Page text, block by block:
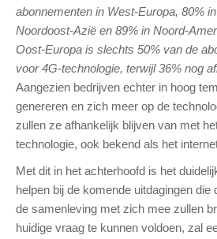
abonnementen in West-Europa, 80%
Noordoost-Azië en 89% in Noord-
Oost-Europa is slechts 50% van de
voor 4G-technologie, terwijl 36% nog
Aangezien bedrijven echter in hoog
genereren en zich meer op de
zullen ze afhankelijk blijven van met
technologie, ook bekend als het
Met dit in het achterhoofd is het
helpen bij de komende uitdagingen
de samenleving met zich mee zullen
huidige vraag te kunnen voldoen, zal